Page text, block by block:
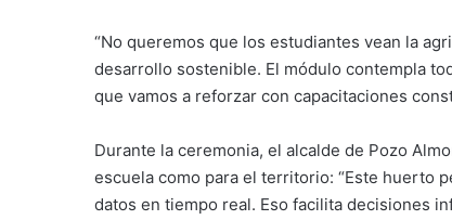
“No queremos que los estudiantes vean la
desarrollo sostenible. El módulo contempla
que vamos a reforzar con capacitaciones
Durante la ceremonia, el alcalde de Pozo
escuela como para el territorio: “Este huerto
datos en tiempo real. Eso facilita decisiones